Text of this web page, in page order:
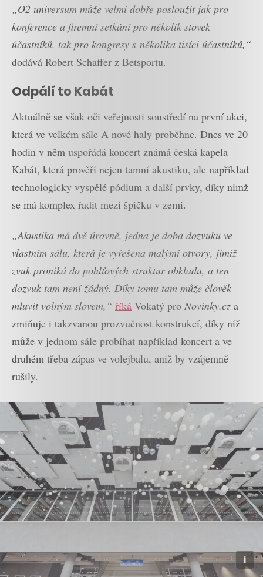
„O2 universum může velmi dobře posloužit jak pro
konference a firemní setkání pro několik stovek
účastníků, tak pro kongresy s několika tisíci účastníků,“
dodává Robert Schaffer z Betsportu.
Odpálí to Kabát
Aktuálně se však oči veřejnosti soustředí na první akci,
která ve velkém sále A nové haly proběhne. Dnes ve 20
hodin v něm uspořádá koncert známá česká kapela
Kabát, která prověří nejen tamní akustiku, ale například
technologicky vyspělé pódium a další prvky, díky nimž
se má komplex řadit mezi špičku v zemi.
„Akustika má dvě úrovně, jedna je doba dozvuku ve
vlastním sálu, která je vyřešena malými otvory, jimiž
zvuk proniká do pohlťových struktur obkladu, a ten
dozvuk tam není žádný. Díky tomu tam může člověk
mluvit volným slovem,“ říká Vokatý pro Novinky.cz a
zmiňuje i takzvanou prozvučnost konstrukcí, díky níž
může v jednom sále probíhat například koncert a ve
druhém třeba zápas ve volejbalu, aniž by vzájemně
rušily.